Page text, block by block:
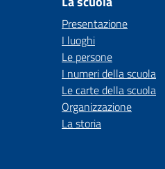
Presentazione
I luoghi
Le persone
I numeri della scuola
Le carte della scuola
Organizzazione
La storia